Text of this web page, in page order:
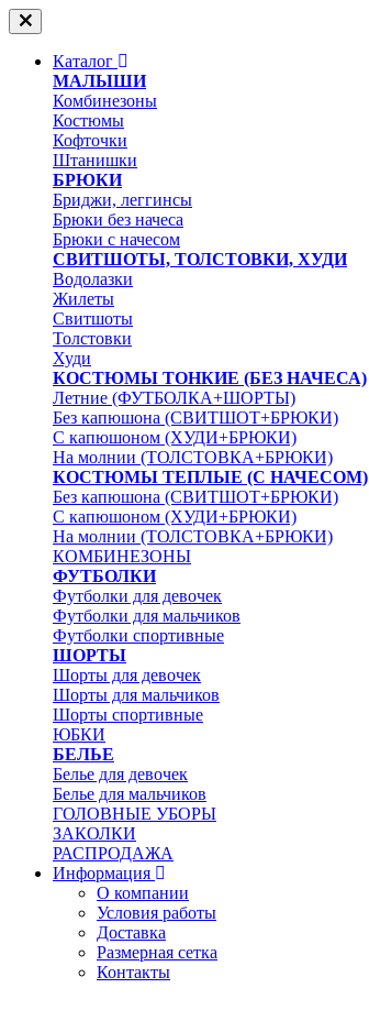
Каталог
МАЛЫШИ
Комбинезоны
Костюмы
Кофточки
Штанишки
БРЮКИ
Бриджи, леггинсы
Брюки без начеса
Брюки с начесом
СВИТШОТЫ, ТОЛСТОВКИ, ХУДИ
Водолазки
Жилеты
Свитшоты
Толстовки
Худи
КОСТЮМЫ ТОНКИЕ (БЕЗ НАЧЕСА)
Летние (ФУТБОЛКА+ШОРТЫ)
Без капюшона (СВИТШОТ+БРЮКИ)
С капюшоном (ХУДИ+БРЮКИ)
На молнии (ТОЛСТОВКА+БРЮКИ)
КОСТЮМЫ ТЕПЛЫЕ (С НАЧЕСОМ)
Без капюшона (СВИТШОТ+БРЮКИ)
С капюшоном (ХУДИ+БРЮКИ)
На молнии (ТОЛСТОВКА+БРЮКИ)
КОМБИНЕЗОНЫ
ФУТБОЛКИ
Футболки для девочек
Футболки для мальчиков
Футболки спортивные
ШОРТЫ
Шорты для девочек
Шорты для мальчиков
Шорты спортивные
ЮБКИ
БЕЛЬЕ
Белье для девочек
Белье для мальчиков
ГОЛОВНЫЕ УБОРЫ
ЗАКОЛКИ
РАСПРОДАЖА
Информация
О компании
Условия работы
Доставка
Размерная сетка
Контакты